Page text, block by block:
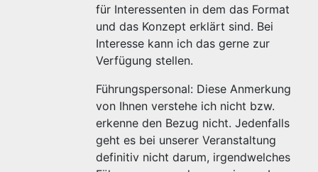
für Interessenten in dem das Format
und das Konzept erklärt sind. Bei
Interesse kann ich das gerne zur
Verfügung stellen.
Führungspersonal: Diese Anmerkung
von Ihnen verstehe ich nicht bzw.
erkenne den Bezug nicht. Jedenfalls
geht es bei unserer Veranstaltung
definitiv nicht darum, irgendwelches